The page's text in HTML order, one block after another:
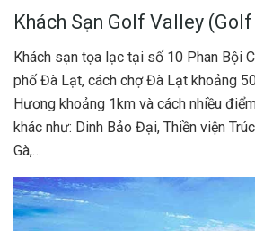
Khách Sạn Golf Valley
Khách sạn tọa lạc tại số 10 Phan Bội
phố Đà Lạt, cách chợ Đà Lạt khoảng
Hương khoảng 1km và cách nhiều
khác như: Dinh Bảo Đại, Thiền viện
Gà,…